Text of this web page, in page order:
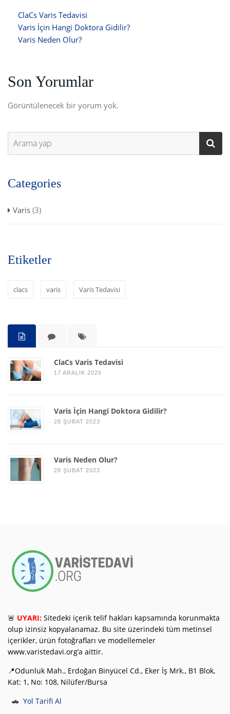
ClaCs Varis Tedavisi
Varis İçin Hangi Doktora Gidilir?
Varis Neden Olur?
Son Yorumlar
Görüntülenecek bir yorum yok.
Categories
Varis (3)
Etiketler
clacs varis Varis Tedavisi
ClaCs Varis Tedavisi
17 ARALIK 2025
Varis İçin Hangi Doktora Gidilir?
28 ŞUBAT 2023
Varis Neden Olur?
28 ŞUBAT 2023
🚨 UYARI: Sitedeki içerik telif hakları kapsamında korunmakta
olup izinsiz kopyalanamaz. Bu site üzerindeki tüm metinsel
içerikler, ürün fotoğrafları ve modellemeler
www.varistedavi.org’a aittir.
📍Odunluk Mah., Erdoğan Binyücel Cd., Eker İş Mrk., B1 Blok,
Kat: 1, No: 108, Nilüfer/Bursa
🚗 Yol Tarifi Al